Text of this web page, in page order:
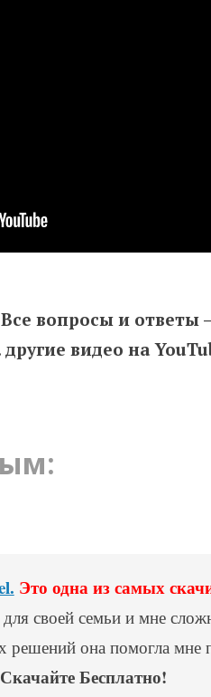
Все вопросы и ответы
видео на
Это одна из самых
своей семьи и мне
решений она помогла мне
Скачайте Бесплатно!